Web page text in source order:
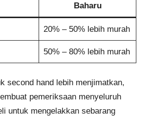
Baharu
20% – 50% lebih murah
50% – 80% lebih murah
second hand lebih menjimatkan,
pemeriksaan menyeluruh
untuk mengelakkan sebarang